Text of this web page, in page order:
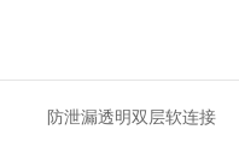
防泄漏透明双层软连接